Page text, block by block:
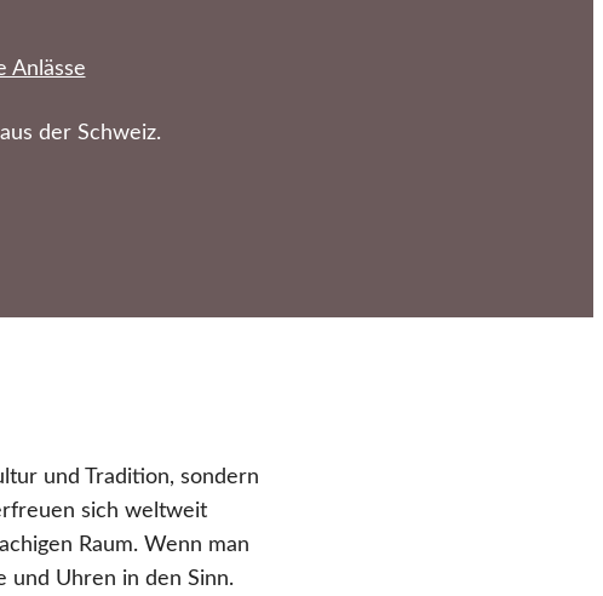
Anlässe
der Schweiz.
und Tradition, sondern
sich weltweit
Raum. Wenn man
und Uhren in den Sinn.